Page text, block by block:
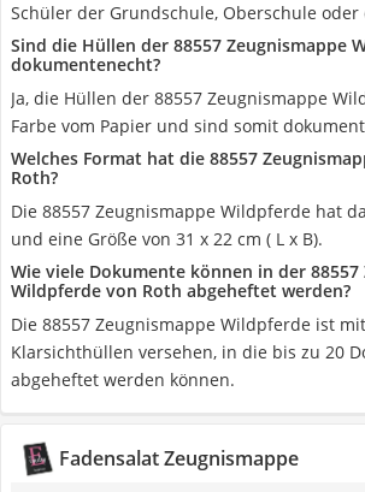
Schüler der Grundschule, Oberschule oder
Sind die Hüllen der ‎88557 Zeugnismappe
dokumentenecht?
Ja, die Hüllen der ‎88557 Zeugnismappe
Farbe vom Papier und sind somit
Welches Format hat die ‎88557
Roth?
Die ‎88557 Zeugnismappe Wildpferde hat
und eine Größe von 31 x 22 cm ( L x B).
Wie viele Dokumente können in der ‎88557
Wildpferde von Roth abgeheftet werden?
Die ‎88557 Zeugnismappe Wildpferde ist
Klarsichthüllen versehen, in die bis zu 20
abgeheftet werden können.
Fadensalat Zeugnismappe